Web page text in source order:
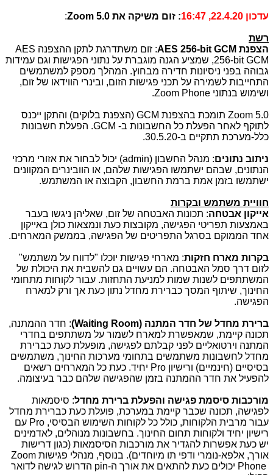
עדכון 22.4.20, 16:47 : זום משיקה את Zoom 5.0
:
רשת
הצפנת AES 256-bit GCM: זום משתדרגת לתקן ההצפנה AES
256-bit GCM, שמציע הגנה מוגברת על נתוני הפגישות וגם עמידות
גבוהה בפני ניסיונות חדירה מבחוץ. המהלך מספק למשתמשים
התחייבות לשמירה על תכני פגישות הזום, ובינרי הווידאו של זום,
ושימוש בנתוני Zoom Phone
.
Zoom 5.0 תומכת בהצפנת GCM (הצפנת בלוקים) והתקן ייכנס
לתוקף לאחר הפעלת כל החשבונות ב- GCM. הפעלת חשבונות
כלל-מערכת תתקיים ב-30.5.20
.
ניתוב נתונים: מנהל החשבון (admin) יכול לבחור את אזורי מרכזי
הנתונים, שבהם ישתמשו הפגישות שלהם, או הוובינרים המקוונים
ישתמשו בזמן אמת ברמת החשבון, הקבוצה או המשתמש.
חוויית משתמש ובקרות
אייקון אבטחה: תכונות האבטחה של זום, שאליהן ניגשו בעבר
באמצעות תפריטי הפגישה, מקובצות כעת ונמצאות כולן באייקון
אחד הממוקם בסרגל התפריטים של הפגישה, בממשק המארחים.
בקרות מארח חזקות: מארחי פגישות יוכלו "לדווח על משתמש"
לזום דרך סמל האבטחה. הם עשויים גם להשבית את היכולת של
המשתתפים לשנות שמות למניעת התחזות. עבור לקוחות מתחומי
החינוך, שיתוף המסך כברירת מחדל נתון כעת אך ורק למארח
הפגישה.
ברירת מחדל של חדר המתנה (Waiting Room
): חדר ההמתנה,
תכונה קיימת, שמאפשרת למארח לשמור על משתתפים בחדרי
המתנה וירטואליים לפני קבלתם לפגישה, מופעלת כעת כברירת
מחדל לחשבונות משתמשים בתחומי מערכות החינוך, משתמשים
בסיסיים (חינמיים) ורישיון Pro יחיד. כעת כל המארחים רשאים
להפעיל את חדר ההמתנה בזמן שהפגישה שלהם כבר בעיצומה.
מורכבות סיסמת פגישה והפעלת ברירת מחדל: סיסמאות
לפגישה, תכונה שכבר קיימת במערכת, פועלת כעת כברירת מחדל
עבור מרבית הלקוחות, כולל כל לקוחות השימוש הבסיסי, Pro עם
רישיון יחיד ולקוחות תחום החינוך. בחשבונות מנוהלים, לאדמינים
יש כעת אפשרות להגדיר את מורכבות הסיסמאות (כגון דרישות
אורך, אלפא-נומרי ודפי תו מיוחדים). בנוסף, מנהלי פגישות Zoom
Phone יכולים כעת להתאים את אורך ה-pin הדרוש לגישה לדואר